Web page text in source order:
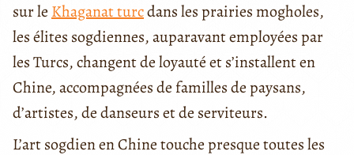
sur le Khaganat turcdans les prairies mogholes,
les élites sogdiennes, auparavant employées par
les Turcs, changent de loyauté et s’installent en
Chine, accompagnées de familles de paysans,
d’artistes, de danseurs et de serviteurs.
L’art sogdien en Chine touche presque toutes les